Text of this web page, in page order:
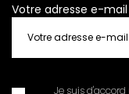
Votre adresse e-mail
Je suis